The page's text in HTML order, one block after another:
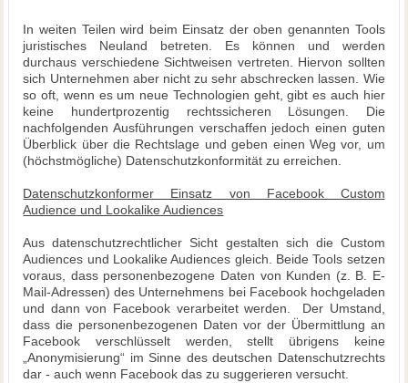
In weiten Teilen wird beim Einsatz der oben genannten Tools
juristisches Neuland betreten. Es können und werden
durchaus verschiedene Sichtweisen vertreten. Hiervon sollten
sich Unternehmen aber nicht zu sehr abschrecken lassen. Wie
so oft, wenn es um neue Technologien geht, gibt es auch hier
keine hundertprozentig rechtssicheren Lösungen. Die
nachfolgenden Ausführungen verschaffen jedoch einen guten
Überblick über die Rechtslage und geben einen Weg vor, um
(höchstmögliche) Datenschutzkonformität zu erreichen.
Datenschutzkonformer Einsatz von Facebook Custom
Audience und Lookalike Audiences
Aus datenschutzrechtlicher Sicht gestalten sich die Custom
Audiences und Lookalike Audiences gleich. Beide Tools setzen
voraus, dass personenbezogene Daten von Kunden (z. B. E-
Mail-Adressen) des Unternehmens bei Facebook hochgeladen
und dann von Facebook verarbeitet werden. Der Umstand,
dass die personenbezogenen Daten vor der Übermittlung an
Facebook verschlüsselt werden, stellt übrigens keine
„Anonymisierung“ im Sinne des deutschen Datenschutzrechts
dar - auch wenn Facebook das zu suggerieren versucht.